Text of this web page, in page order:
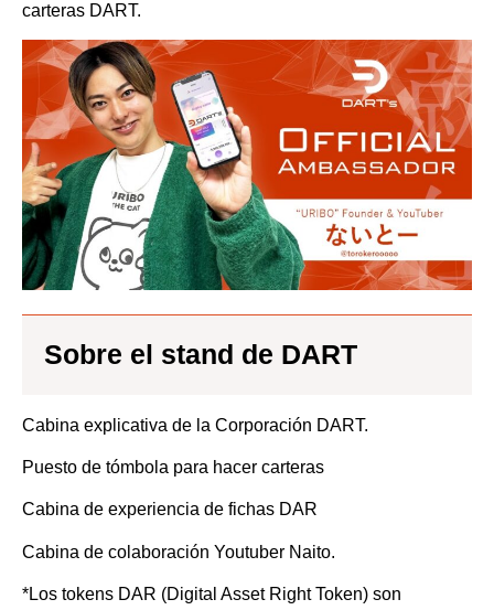
carteras DART.
Sobre el stand de DART
Cabina explicativa de la Corporación DART.
Puesto de tómbola para hacer carteras
Cabina de experiencia de fichas DAR
Cabina de colaboración Youtuber Naito.
*Los tokens DAR (Digital Asset Right Token) son